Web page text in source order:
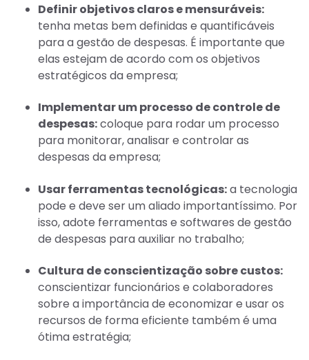
Definir objetivos claros e mensuráveis:
tenha metas bem definidas e quantificáveis
para a gestão de despesas. É importante que
elas estejam de acordo com os objetivos
estratégicos da empresa;
Implementar um processo de controle de
despesas:coloque para rodar um processo
para monitorar, analisar e controlar as
despesas da empresa;
Usar ferramentas tecnológicas:a tecnologia
pode e deve ser um aliado importantíssimo. Por
isso, adote ferramentas e softwares de gestão
de despesas para auxiliar no trabalho;
Cultura de conscientização sobre custos:
conscientizar funcionários e colaboradores
sobre a importância de economizar e usar os
recursos de forma eficiente também é uma
ótima estratégia;